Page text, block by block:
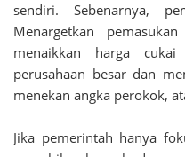
sendiri. Sebenarnya,
Menargetkan
menaikkan harga
perusahaan besar dan
menekan angka perokok,
Jika pemerintah hanya